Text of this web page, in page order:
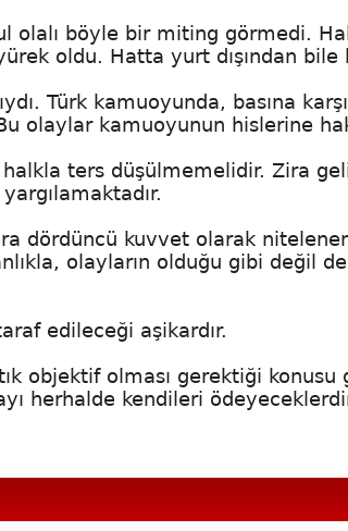
olalı böyle bir miting görmedi.
oldu. Hatta yurt dışından bile
Türk kamuoyunda, basına
olaylar kamuoyunun hislerine
ters düşülmemelidir. Zira
dördüncü kuvvet olarak nitelenen
olayların olduğu gibi değil
edileceği aşikardır.
objektif olması gerektiği konusu
herhalde kendileri